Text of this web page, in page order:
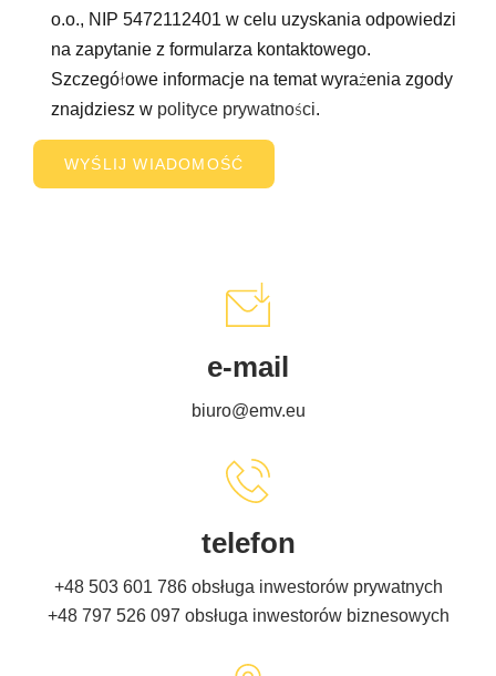
o.o., NIP 5472112401 w celu uzyskania odpowiedzi
na zapytanie z formularza kontaktowego.
Szczegółowe informacje na temat wyrażenia zgody
znajdziesz w polityce prywatności.
e-mail
biuro@emv.eu
telefon
+48 503 601 786 obsługa inwestorów prywatnych
+48 797 526 097 obsługa inwestorów biznesowych